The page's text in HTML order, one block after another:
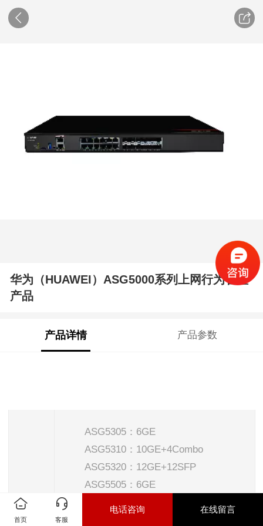
华为（HUAWEI）ASG5000系列上网行为管理
产品
产品详情 产品参数
固
ASG5305：6GE
ASG5310：10GE+4Combo
ASG5320：12GE+12SFP
ASG5505：6GE
ASG5510：10GE+4Combo
首页 客服
电话咨询 在线留言